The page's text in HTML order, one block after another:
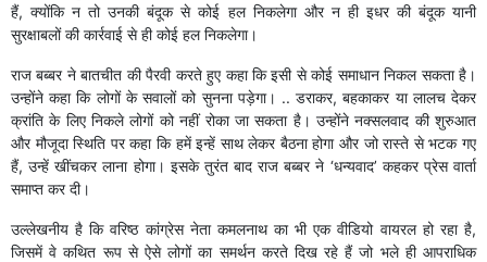
हैं, क्योंकि न तो उनकी बंदूक से कोई हल निकलेगा और न ही इधर की बंदूक यानी
सुरक्षाबलों की कार्रवाई से ही कोई हल निकलेगा।
राज बब्बर ने बातचीत की पैरवी करते हुए कहा कि इसी से कोई समाधान निकल सकता है।
उन्होंने कहा कि लोगों के सवालों को सुनना पड़ेगा। .. डराकर, बहकाकर या लालच देकर
क्रांति के लिए निकले लोगों को नहीं रोका जा सकता है। उन्होंने नक्सलवाद की शुरुआत
और मौजूदा स्थिति पर कहा कि हमें इन्हें साथ लेकर बैठना होगा और जो रास्ते से भटक गए
हैं, उन्हें खींचकर लाना होगा। इसके तुरंत बाद राज बब्बर ने ‘धन्यवाद’ कहकर प्रेस वार्ता
समाप्त कर दी।
उल्लेखनीय है कि वरिष्ठ कांग्रेस नेता कमलनाथ का भी एक वीडियो वायरल हो रहा है,
जिसमें वे कथित रूप से ऐसे लोगों का समर्थन करते दिख रहे हैं जो भले ही आपराधिक